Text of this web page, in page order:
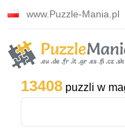
www.Puzzle-Mania.pl
13408 puzzli w